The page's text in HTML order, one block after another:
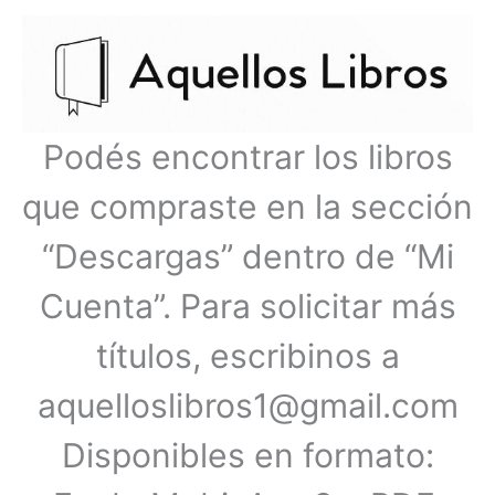
Podés encontrar los libros
que compraste en la sección
“Descargas” dentro de “Mi
Cuenta”. Para solicitar más
títulos, escribinos a
aquelloslibros1@gmail.com
Disponibles en formato:
principal